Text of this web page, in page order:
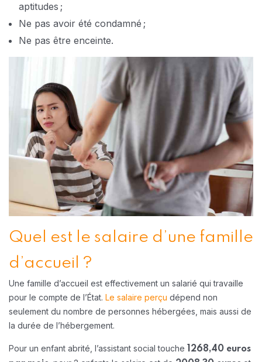
aptitudes ;
Ne pas avoir été condamné ;
Ne pas être enceinte.
Quel est le salaire d’une famille
d’accueil ?
Une famille d’accueil est effectivement un salarié qui travaille
pour le compte de l’État. Le salaire perçu dépend non
seulement du nombre de personnes hébergées, mais aussi de
la durée de l’hébergement.
Pour un enfant abrité, l’assistant social touche
1268,40 euros